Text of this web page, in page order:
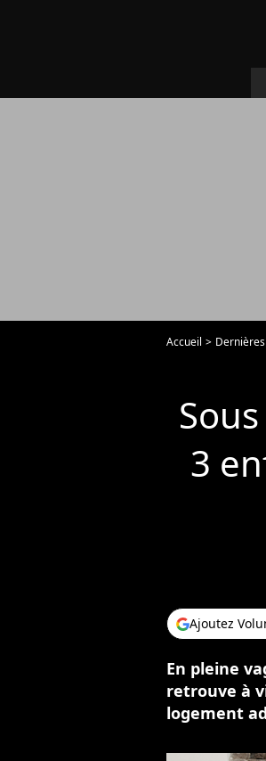
Accueil
3
Ajoutez
En pleine
retrouve à
logement